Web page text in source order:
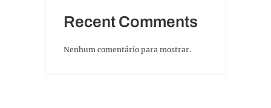
Recent Comments
Nenhum comentário para mostrar.